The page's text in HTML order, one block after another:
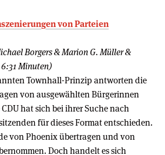
von Parteien
Borgers & Marion G. Müller &
Minuten)
Townhall-Prinzip antworten die
von ausgewählten Bürgerinnen
hat sich bei ihrer Suche nach
für dieses Format entschieden.
von Phoenix übertragen und von
Doch handelt es sich